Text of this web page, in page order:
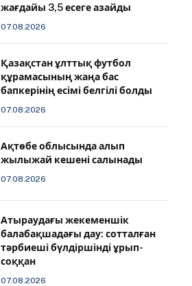
жағдайы 3,5 есеге азайды
07.08.2026
Қазақстан ұлттық футбол
құрамасының жаңа бас
бапкерінің есімі белгілі болды
07.08.2026
Ақтөбе облысында алып
жылыжай кешені салынады
07.08.2026
Атыраудағы жекеменшік
балабақшадағы дау: сотталған
тәрбиеші бүлдіршінді ұрып-
соққан
07.08.2026